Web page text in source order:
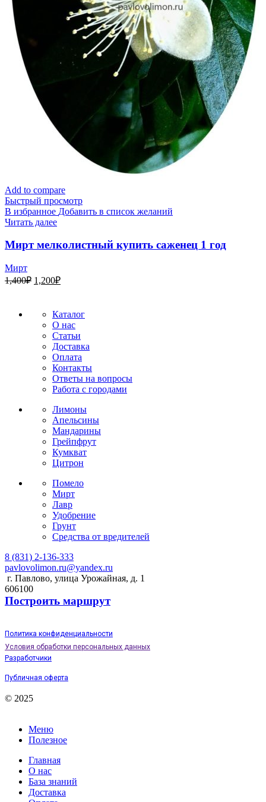
Add to compare
Быстрый просмотр
В избранное Добавить в список желаний
Читать далее
Мирт мелколистный купить саженец 1 год
Мирт
1,400₽ Первоначальная
1,400₽.
1,200₽Текущая
Каталог
О нас
Статьи
Доставка
Оплата
Контакты
Ответы на вопросы
Работа с городами
Лимоны
Апельсины
Мандарины
Грейпфрут
Кумкват
Цитрон
Помело
Мирт
Лавр
Удобрение
Грунт
Средства от вредителей
8 (831) 2-136-333
pavlovolimon.ru@yandex.ru
г. Павлово, улица Урожайная, д. 1
606100
Построить маршрут
Политика конфиденциальности
Условия обработки персональных данных
Разработчики
Публичная оферта
© 2025
Меню
Полезное
Главная
О нас
База знаний
Доставка